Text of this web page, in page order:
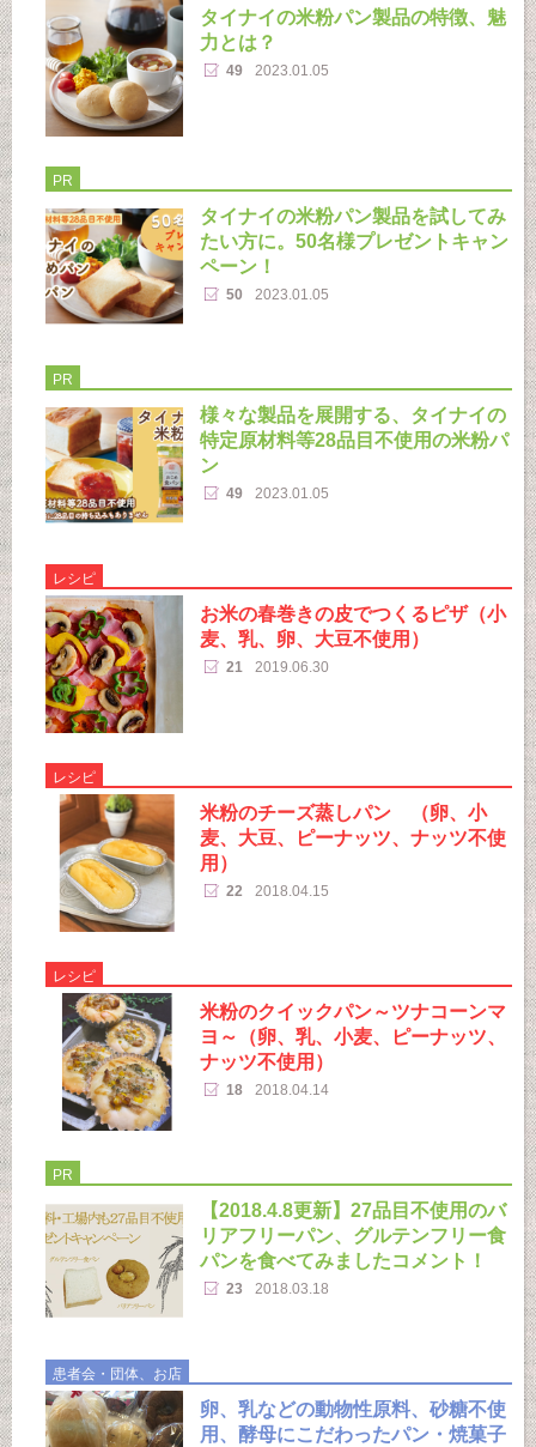
タイナイの米粉パン製品の特徴、魅
力とは？
49 2023.01.05
PR
タイナイの米粉パン製品を試してみ
たい方に。50名様プレゼントキャン
ペーン！
50 2023.01.05
PR
様々な製品を展開する、タイナイの
特定原材料等28品目不使用の米粉パ
ン
49 2023.01.05
レシピ
お米の春巻きの皮でつくるピザ（小
麦、乳、卵、大豆不使用）
21 2019.06.30
レシピ
米粉のチーズ蒸しパン （卵、小
麦、大豆、ピーナッツ、ナッツ不使
用）
22 2018.04.15
レシピ
米粉のクイックパン～ツナコーンマ
ヨ～（卵、乳、小麦、ピーナッツ、
ナッツ不使用）
18 2018.04.14
PR
【2018.4.8更新】27品目不使用のバ
リアフリーパン、グルテンフリー食
パンを食べてみましたコメント！
23 2018.03.18
患者会・団体、お店
卵、乳などの動物性原料、砂糖不使
用、酵母にこだわったパン・焼菓子